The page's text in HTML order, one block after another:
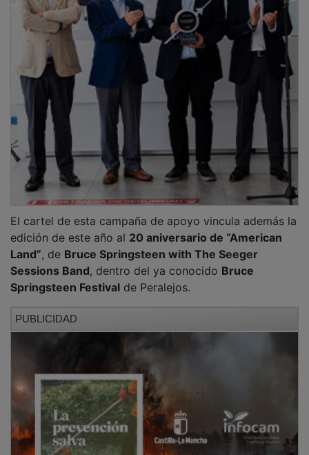
PUBLICIDAD
NOTICIAS RELACIONADAS